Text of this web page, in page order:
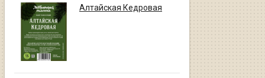
Алтайская Кедровая